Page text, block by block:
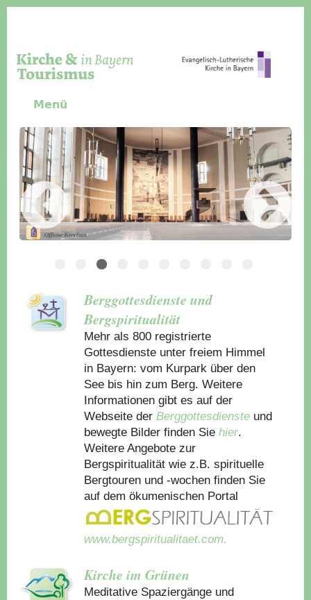
Menü
Slider Icon
Bild
Häuser für Gruppen
Berggottesdienste und
Bergspiritualität
Mehr als 800 registrierte
Gottesdienste unter freiem Himmel
in Bayern: vom Kurpark über den
See bis hin zum Berg. Weitere
Informationen gibt es auf der
Webseite derBerggottesdienste und
bewegte Bilder finden Sie hier.
Weitere Angebote zur
Bergspiritualität wie z.B. spirituelle
Bergtouren und -wochen finden Sie
auf dem ökumenischen Portal
www.bergspiritualitaet.com.
Kirche im Grünen
Meditative Spaziergänge und